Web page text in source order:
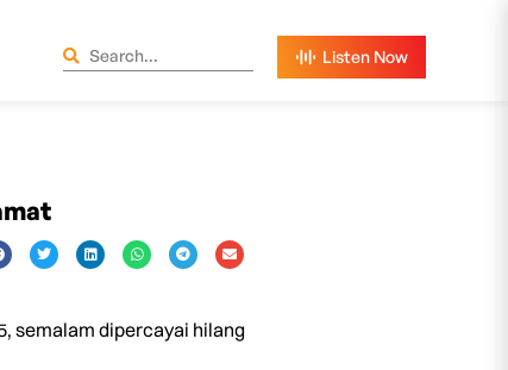
semalam dipercayai hilang